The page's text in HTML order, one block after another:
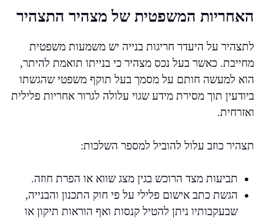
האחריות המשפטית של מצהיר התצהיר
לתצהיר על היעדר חריגות בנייה יש משמעות משפטית
מחייבת. כאשר בעל נכס מצהיר כי בנייתו תואמת להיתר,
הוא למעשה חותם על מסמך בעל תוקף משפטי שהגשתו
ביודעין תוך מסירת מידע שגוי עלולה לגרור אחריות פלילית
ואזרחית.
תצהיר כוזב עלול להוביל למספר השלכות:
תביעות מצד הרוכש בגין מצג שווא או הפרת חוזה.
הגשת כתב אישום פלילי על פי חוק התכנון והבנייה,
שבעקבותיו ניתן להטיל קנסות ואף הוראות תיקון או